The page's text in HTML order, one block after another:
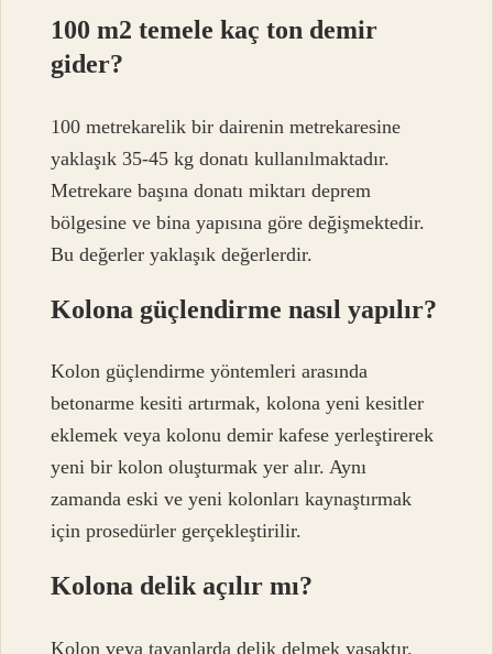
100 m2 temele kaç ton demir
gider?
100 metrekarelik bir dairenin metrekaresine
yaklaşık 35-45 kg donatı kullanılmaktadır.
Metrekare başına donatı miktarı deprem
bölgesine ve bina yapısına göre değişmektedir.
Bu değerler yaklaşık değerlerdir.
Kolona güçlendirme nasıl yapılır?
Kolon güçlendirme yöntemleri arasında
betonarme kesiti artırmak, kolona yeni kesitler
eklemek veya kolonu demir kafese yerleştirerek
yeni bir kolon oluşturmak yer alır. Aynı
zamanda eski ve yeni kolonları kaynaştırmak
için prosedürler gerçekleştirilir.
Kolona delik açılır mı?
Kolon veya tavanlarda delik delmek yasaktır.